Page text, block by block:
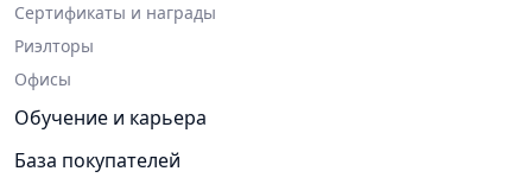
Сертификаты и награды
Риэлторы
Офисы
Обучение и карьера
База покупателей